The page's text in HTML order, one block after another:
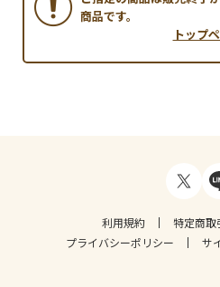
商品です。
トップ
利用規約
特定商取
プライバシーポリシー
サ